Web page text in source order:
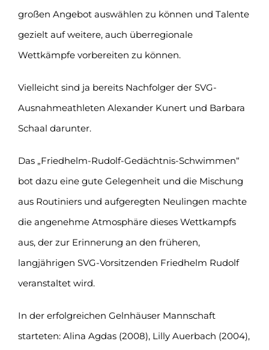
großen Angebot auswählen zu können und Talente
gezielt auf weitere, auch überregionale
Wettkämpfe vorbereiten zu können.
Vielleicht sind ja bereits Nachfolger der SVG-
Ausnahmeathleten Alexander Kunert und Barbara
Schaal darunter.
Das „Friedhelm-Rudolf-Gedächtnis-Schwimmen“
bot dazu eine gute Gelegenheit und die Mischung
aus Routiniers und aufgeregten Neulingen machte
die angenehme Atmosphäre dieses Wettkampfs
aus, der zur Erinnerung an den früheren,
langjährigen SVG-Vorsitzenden Friedhelm Rudolf
veranstaltet wird.
In der erfolgreichen Gelnhäuser Mannschaft
starteten: Alina Agdas (2008), Lilly Auerbach (2004),